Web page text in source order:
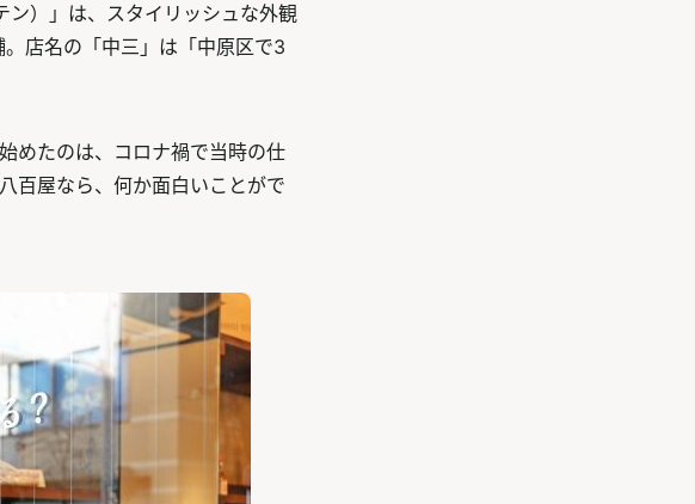
）」は、スタイリッシュな外観
店名の「中三」は「中原区で3
めたのは、コロナ禍で当時の仕
百屋なら、何か面白いことがで